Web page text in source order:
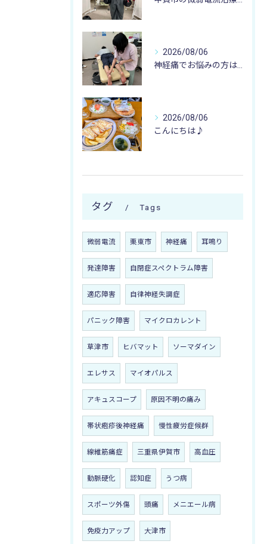
2026/08/06
2026/08/06
こんにちは♪
タグ Tags
微弱電流 栗東市 神経痛 耳鳴り
発達障害 自閉症スペクトラム障害
適応障害 自律神経失調症
パニック障害 マイクロカレント
草津市 ヒバマット ソーマダイン
エレサス マイオパルス
アキュスコープ 原因不明の痛み
帯状疱疹後神経痛 慢性疲労症候群
線維筋痛症 三重県伊賀市 高血圧
動脈硬化 認知症 うつ病
スポーツ外傷 頭痛 メニエール病
免疫力アップ 大津市